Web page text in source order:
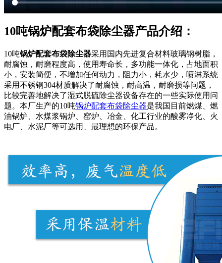
10吨锅炉配套布袋除尘器产品介绍：
10吨锅炉配套布袋除尘器采用国内先进复合材料玻璃钢树脂，
耐腐蚀，耐磨程度高，使用寿命长，多功能一体化，占地面积
小，安装简便，不增加任何动力，阻力小，耗水少，喷淋系统
采用不锈钢304材质解决了耐腐蚀，耐高温，耐磨损等问题，
比较完善地解决了湿式脱硫除尘器设备存在的一些实际使用问
题。本厂生产的10吨锅炉配套布袋除尘器是我国目前燃煤、燃
油锅炉、水煤浆锅炉、窑炉、冶金、化工行业的酸雾净化、火
电厂、水泥厂等可选用、最理想的环保产品。